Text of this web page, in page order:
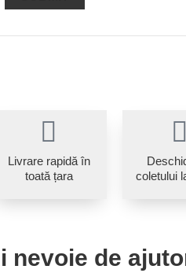
Livrare rapidă în
toată țara
coletului
nevoie de